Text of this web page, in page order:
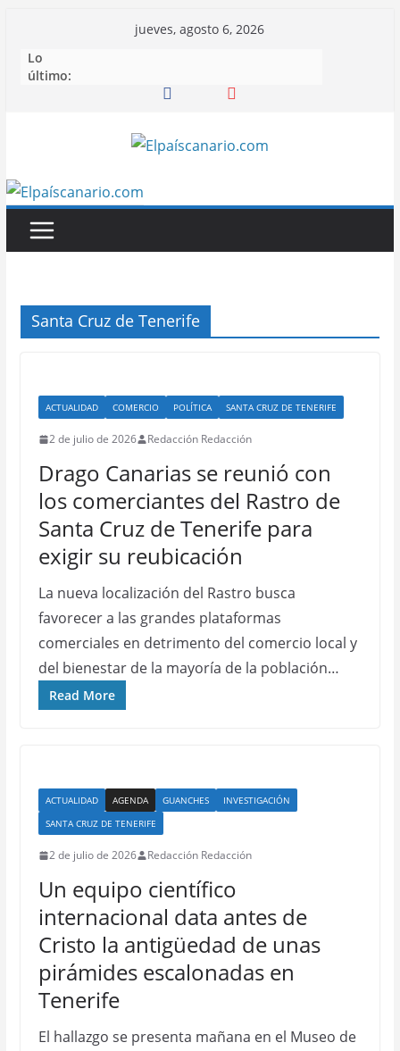
contenido
jueves, agosto 6, 2026
Lo
último:
Santa Cruz de Tenerife
ACTUALIDAD COMERCIO POLÍTICA SANTA CRUZ DE TENERIFE
2 de julio de 2026 Redacción Redacción
Drago Canarias se reunió con
los comerciantes del Rastro de
Santa Cruz de Tenerife para
exigir su reubicación
La nueva localización del Rastro busca
favorecer a las grandes plataformas
comerciales en detrimento del comercio local y
del bienestar de la mayoría de la población…
Read More
ACTUALIDAD AGENDA GUANCHES
INVESTIGACIÓN
SANTA CRUZ DE TENERIFE
2 de julio de 2026 Redacción Redacción
Un equipo científico
internacional data antes de
Cristo la antigüedad de unas
pirámides escalonadas en
Tenerife
El hallazgo se presenta mañana en el Museo de